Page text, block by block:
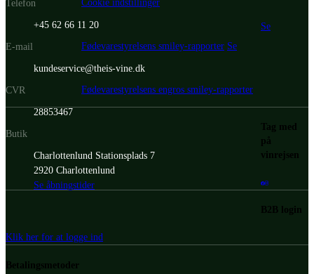
Telefon
+45 62 66 11 20
E-mail
kundeservice@theis-vine.dk
CVR
28853467
Butik
Charlottenlund Stationsplads 7
2920 Charlottenlund
Se åbningstider
Cookie indstillinger
Se
Fødevarestyrelsens smiley-rapporter Se
Fødevarestyrelsens engros smiley-rapporter
Tag med
på
vinrejsen
B2B login
Klik her for at logge ind
Betalingsmetoder